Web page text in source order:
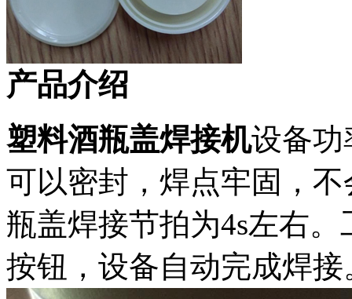
产品介绍
塑料酒瓶盖焊接机设备功
可以密封，焊点牢固，
瓶盖焊接节拍为4s左右
按钮，设备自动完成焊接